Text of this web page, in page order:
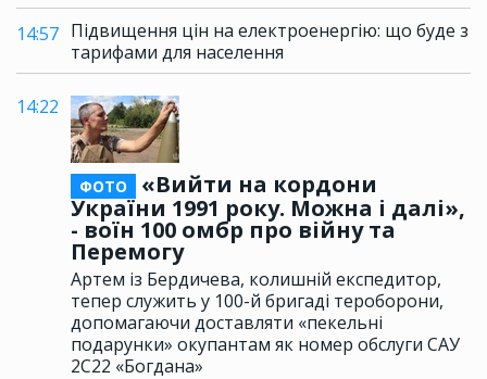
14:57 Підвищення цін на електроенергію: що буде з
тарифами для населення
14:22
ФОТО
«Вийти на кордони
України 1991 року. Можна і далі»,
- воїн 100 омбр про війну та
Перемогу
Артем із Бердичева, колишній експедитор,
тепер служить у 100-й бригаді тероборони,
допомагаючи доставляти «пекельні
подарунки» окупантам як номер обслуги САУ
2С22 «Богдана»